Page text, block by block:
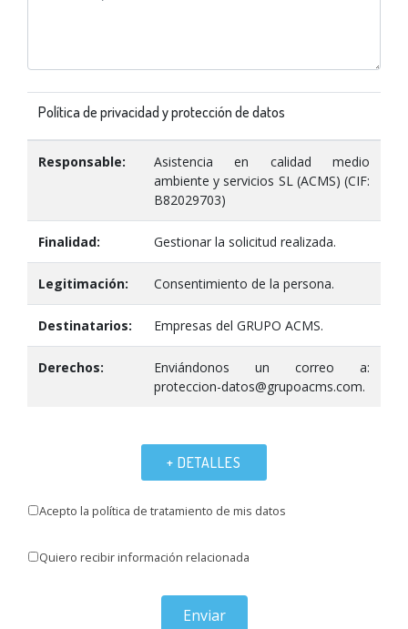
Política de privacidad y protección de datos
Responsable:
Asistencia en calidad medio
ambiente y servicios SL (ACMS) (CIF:
B82029703)
Finalidad: Gestionar la solicitud realizada.
Legitimación: Consentimiento de la persona.
Destinatarios: Empresas del GRUPO ACMS.
Derechos:
Enviándonos un correo a:
proteccion-datos@grupoacms.com.
+ DETALLES
Acepto la política de tratamiento de mis datos
Quiero recibir información relacionada
Enviar